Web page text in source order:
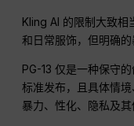
Kling AI 的限制大致相
和日常服饰，但明确
PG-13 仅是一种保守
标准发布，且具体情
暴力、性化、隐私及